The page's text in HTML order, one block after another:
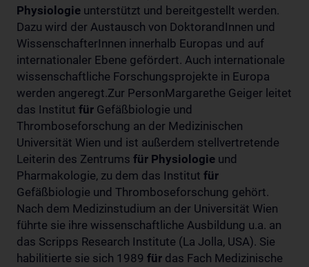
Physiologie unterstützt und bereitgestellt werden.
Dazu wird der Austausch von DoktorandInnen und
WissenschafterInnen innerhalb Europas und auf
internationaler Ebene gefördert. Auch internationale
wissenschaftliche Forschungsprojekte in Europa
werden angeregt.Zur PersonMargarethe Geiger leitet
das Institut für Gefäßbiologie und
Thromboseforschung an der Medizinischen
Universität Wien und ist außerdem stellvertretende
Leiterin des Zentrums für Physiologie und
Pharmakologie, zu dem das Institut für
Gefäßbiologie und Thromboseforschung gehört.
Nach dem Medizinstudium an der Universität Wien
führte sie ihre wissenschaftliche Ausbildung u.a. an
das Scripps Research Institute (La Jolla, USA). Sie
habilitierte sie sich 1989 für das Fach Medizinische